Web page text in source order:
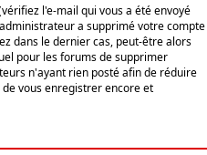
l'e-mail qui vous a été envoyé
a supprimé votre compte
dans le dernier cas, peut-être alors
pour les forums de supprimer
n'ayant rien posté afin de réduire
de vous enregistrer encore et